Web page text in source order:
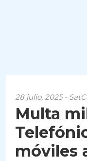
28 julio, 2025 -
Multa
móviles